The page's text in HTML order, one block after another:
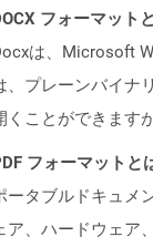
フォーマット
は、Microsoft
、プレーンバイナ
くことができます
フォーマットと
ータブルドキュメ
ア、ハードウェア